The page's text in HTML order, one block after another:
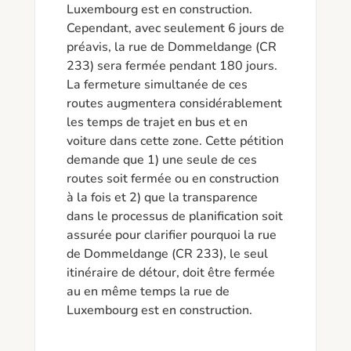
Luxembourg est en construction.
Cependant, avec seulement 6 jours de
préavis, la rue de Dommeldange (CR
233) sera fermée pendant 180 jours.
La fermeture simultanée de ces
routes augmentera considérablement
les temps de trajet en bus et en
voiture dans cette zone. Cette pétition
demande que 1) une seule de ces
routes soit fermée ou en construction
à la fois et 2) que la transparence
dans le processus de planification soit
assurée pour clarifier pourquoi la rue
de Dommeldange (CR 233), le seul
itinéraire de détour, doit être fermée
au en même temps la rue de
Luxembourg est en construction.